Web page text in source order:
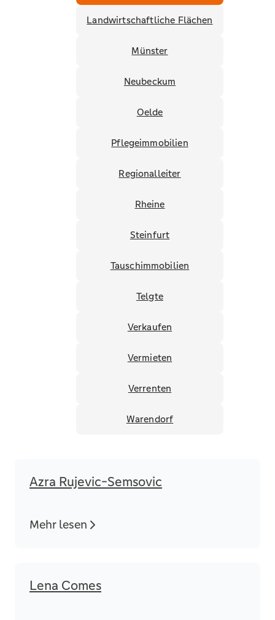
Landwirtschaftliche Flächen
Münster
Neubeckum
Oelde
Pflegeimmobilien
Regionalleiter
Rheine
Steinfurt
Tauschimmobilien
Telgte
Verkaufen
Vermieten
Verrenten
Warendorf
Azra Rujevic-Semsovic
Mehr lesen
Lena Comes